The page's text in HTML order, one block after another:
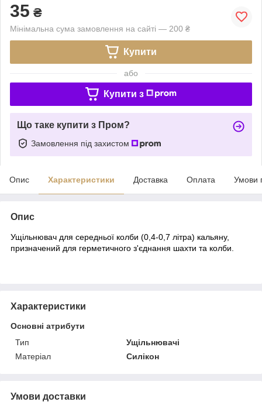
35 ₴
Мінімальна сума замовлення на сайті — 200 ₴
Купити
або
Купити з
Що таке купити з Пром?
Замовлення під захистом
Опис Характеристики Доставка Оплата Умови
Опис
Ущільнювач для середньої колби (0,4-0,7 літра) кальяну,
призначений для герметичного з'єднання шахти та колби.
Характеристики
Основні атрибути
Тип
Ущільнювачі
Матеріал
Силікон
Умови доставки